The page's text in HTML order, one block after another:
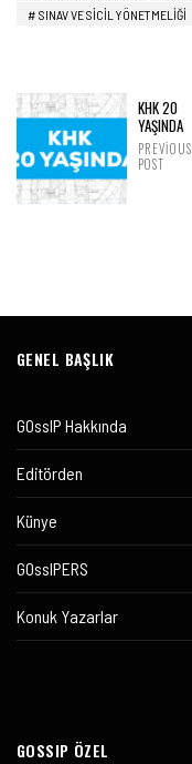
SINAV VE SICIL YÖNETMELIĞI
KHK 20
YAŞINDA
PREVIOUS
POST
GENEL BAŞLIK
GOssIP Hakkında
Editörden
Künye
GOssIPERS
Konuk Yazarlar
GOSSIP ÖZEL